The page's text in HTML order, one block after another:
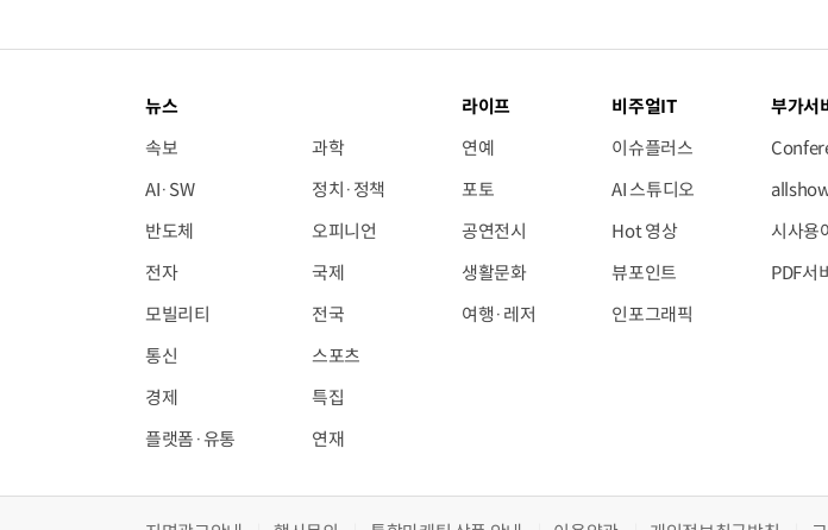
뉴스
속보
AI·SW
반도체
전자
모빌리티
통신
경제
플랫폼·유통
과학
정치·정책
오피니언
국제
전국
스포츠
특집
연재
라이프
연예
포토
공연전시
생활문화
여행·레저
비주얼IT
이슈플러스
AI 스튜디오
Hot 영상
뷰포인트
인포그래픽
부가서
시사용
PDF서